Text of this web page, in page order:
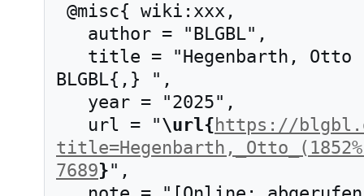
BLGBL{,} ",
   url = "
\url{ https://
7689}",